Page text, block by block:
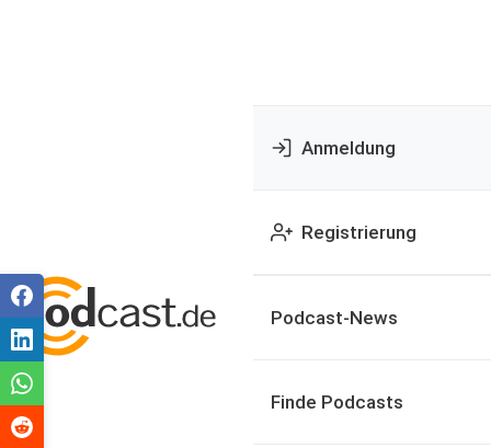
Anmeldung
Registrierung
Podcast-News
Finde Podcasts